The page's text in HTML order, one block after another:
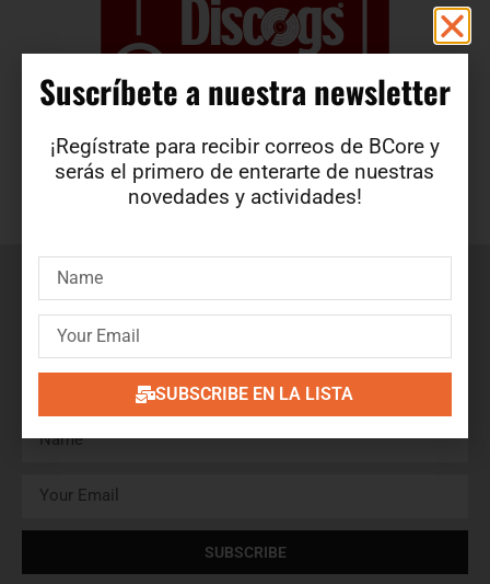
Suscríbete a nuestra newsletter
¡Regístrate para recibir correos de BCore y obtén en
primicia detalles de nuevos productos, ofertas, contenido
exclusivo, eventos y mucho más!
SUBSCRIBE
Suscríbete a nuestra newsletter​
¡Regístrate para recibir correos de BCore y
serás el primero de enterarte de nuestras
novedades y actividades!
SUBSCRIBE EN LA LISTA